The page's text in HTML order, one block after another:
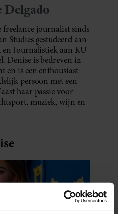
Delgado
freelance journalist sinds
Studies gestudeerd aan
en Journalistiek aan KU
Denise is bedreven in
en is een enthousiast,
persoon met een
haar passie voor
muziek, wijn en